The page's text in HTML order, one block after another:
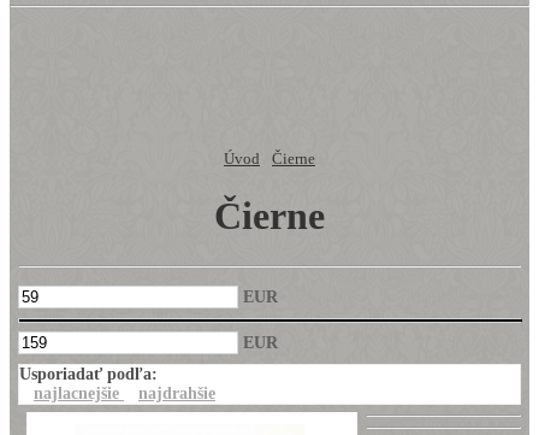
Úvod Čierne
Čierne
EUR
EUR
Usporiadať podľa:
najlacnejšie
najdrahšie